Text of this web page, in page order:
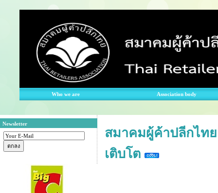
Who we are Association body
Newsletter
สมาคมผู้ค้าปลีกไท
เติบโต